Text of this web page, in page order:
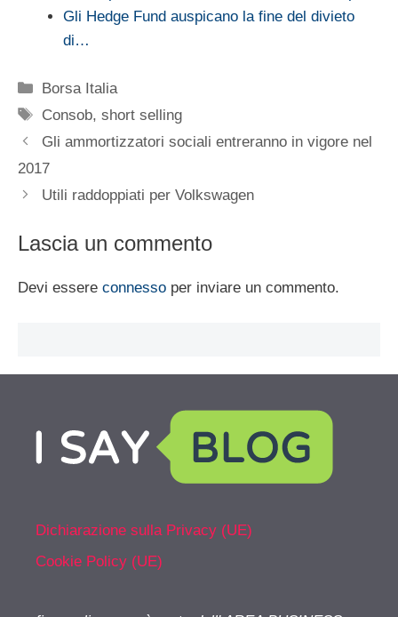
Gli Hedge Fund auspicano la fine del divieto
di…
Categorie
Borsa Italia
Tag
Consob,short selling
Gli ammortizzatori sociali entreranno in vigore nel
2017
Utili raddoppiati per Volkswagen
Lascia un commento
Devi essere connesso per inviare un commento.
Dichiarazione sulla Privacy (UE)
Cookie Policy (UE)